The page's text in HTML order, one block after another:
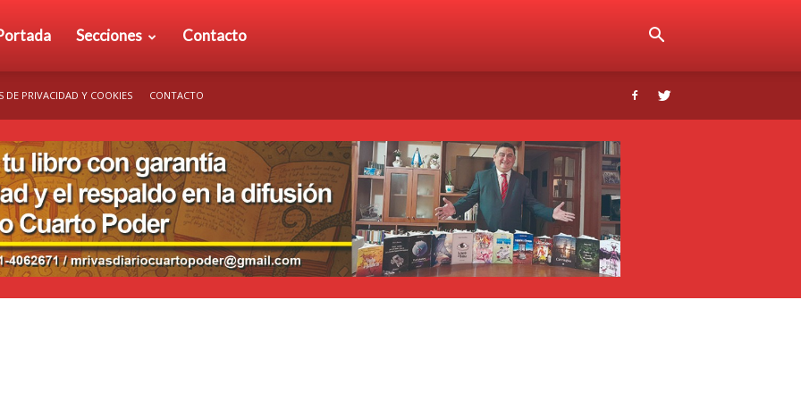
Secciones Contacto
DE PRIVACIDAD Y COOKIES CONTACTO